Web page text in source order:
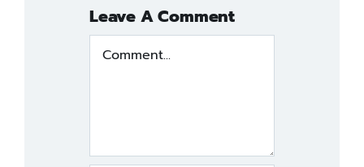
Leave A Comment
Comment